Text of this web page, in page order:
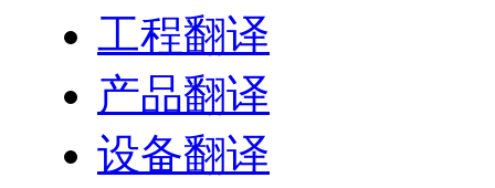
工程翻译
产品翻译
设备翻译